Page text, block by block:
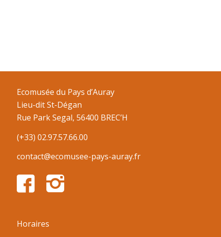
Ecomusée du Pays d’Auray
Lieu-dit St-Dégan
Rue Park Segal, 56400 BREC’H
(+33) 02.97.57.66.00
contact@ecomusee-pays-auray.fr
Horaires